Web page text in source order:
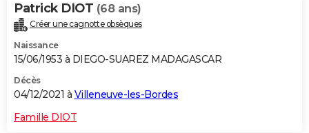
Patrick DIOT (68 ans)
Créer une cagnotte obsèques
Naissance
15/06/1953 à DIEGO-SUAREZ MADAGASCAR
Décès
04/12/2021 à Villeneuve-les-Bordes
Famille DIOT